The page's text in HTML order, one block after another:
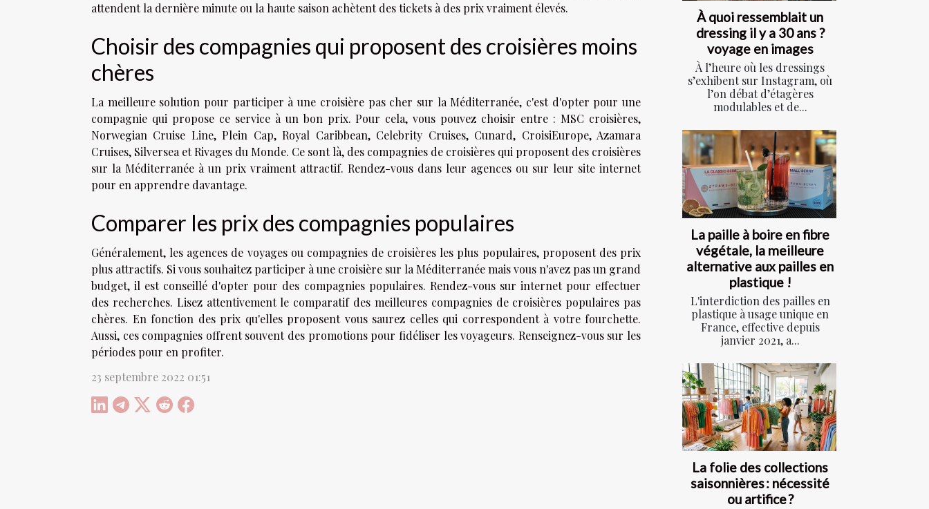
attendent la dernière minute ou la haute saison achètent des tickets à des prix vraiment élevés.
Choisir des compagnies qui proposent des croisières moins
chères
La meilleure solution pour participer à une croisière pas cher sur la Méditerranée, c'est d'opter pour une
compagnie qui propose ce service à un bon prix. Pour cela, vous pouvez choisir entre : MSC croisières,
Norwegian Cruise Line, Plein Cap, Royal Caribbean, Celebrity Cruises, Cunard, CroisiEurope, Azamara
Cruises, Silversea et Rivages du Monde. Ce sont là, des compagnies de croisières qui proposent des croisières
sur la Méditerranée à un prix vraiment attractif. Rendez-vous dans leur agences ou sur leur site internet
pour en apprendre davantage.
Comparer les prix des compagnies populaires
Généralement, les agences de voyages ou compagnies de croisières les plus populaires, proposent des prix
plus attractifs. Si vous souhaitez participer à une croisière sur la Méditerranée mais vous n'avez pas un grand
budget, il est conseillé d'opter pour des compagnies populaires. Rendez-vous sur internet pour effectuer
des recherches. Lisez attentivement le comparatif des meilleures compagnies de croisières populaires pas
chères. En fonction des prix qu'elles proposent vous saurez celles qui correspondent à votre fourchette.
Aussi, ces compagnies offrent souvent des promotions pour fidéliser les voyageurs. Renseignez-vous sur les
périodes pour en profiter.
23 septembre 2022 01:51
À quoi ressemblait un
dressing il y a 30 ans ?
voyage en images
À l’heure où les dressings
s’exhibent sur Instagram, où
l’on débat d’étagères
modulables et de...
La paille à boire en fibre
végétale, la meilleure
alternative aux pailles en
plastique !
L'interdiction des pailles en
plastique à usage unique en
France, effective depuis
janvier 2021, a...
La folie des collections
saisonnières : nécessité
ou artifice ?